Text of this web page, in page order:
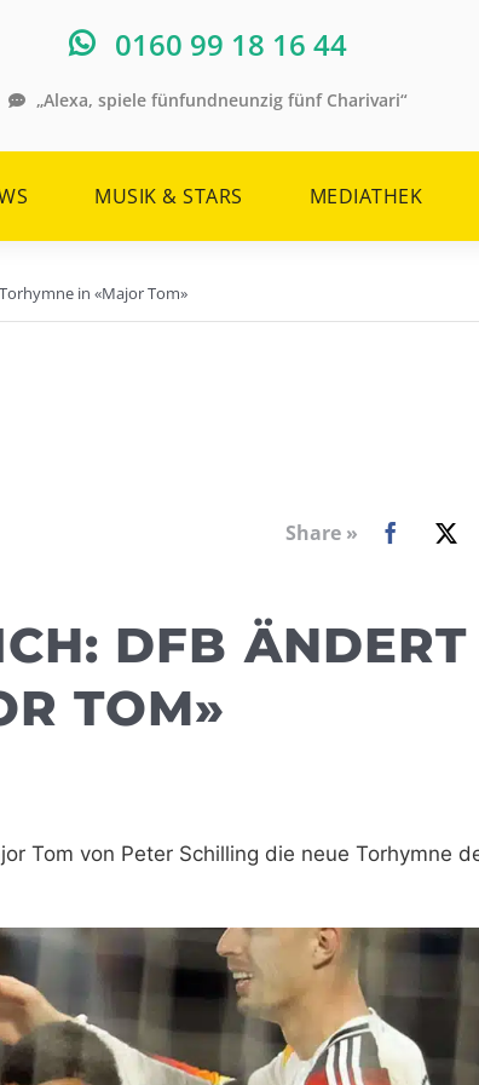
0160 99 18 16 44
„Alexa, spiele fünfundneunzig fünf Charivari“
MUSIK & STARS MEDIATHEK
in «Major Tom»
Share »
DFB ÄNDERT
TOM»
Tom von Peter Schilling die neue Torhymne